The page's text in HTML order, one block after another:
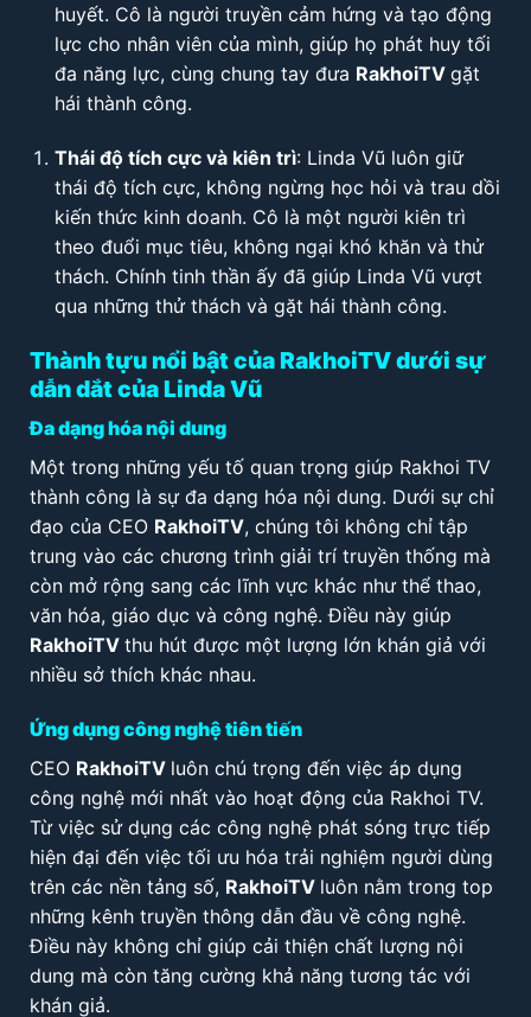
huyết. Cô là người truyền cảm hứng và tạo động
lực cho nhân viên của mình, giúp họ phát huy tối
đa năng lực, cùng chung tay đưa RakhoiTV gặt
hái thành công.
Thái độ tích cực và kiên trì: Linda Vũ luôn giữ
thái độ tích cực, không ngừng học hỏi và trau dồi
kiến thức kinh doanh. Cô là một người kiên trì
theo đuổi mục tiêu, không ngại khó khăn và thử
thách. Chính tinh thần ấy đã giúp Linda Vũ vượt
qua những thử thách và gặt hái thành công.
Thành tựu nổi bật của RakhoiTV dưới sự
dẫn dắt của Linda Vũ
Đa dạng hóa nội dung
Một trong những yếu tố quan trọng giúp Rakhoi TV
thành công là sự đa dạng hóa nội dung. Dưới sự chỉ
đạo của CEO RakhoiTV, chúng tôi không chỉ tập
trung vào các chương trình giải trí truyền thống mà
còn mở rộng sang các lĩnh vực khác như thể thao,
văn hóa, giáo dục và công nghệ. Điều này giúp
RakhoiTV thu hút được một lượng lớn khán giả với
nhiều sở thích khác nhau.
Ứng dụng công nghệ tiên tiến
CEO RakhoiTV luôn chú trọng đến việc áp dụng
công nghệ mới nhất vào hoạt động của Rakhoi TV.
Từ việc sử dụng các công nghệ phát sóng trực tiếp
hiện đại đến việc tối ưu hóa trải nghiệm người dùng
trên các nền tảng số, RakhoiTV luôn nằm trong top
những kênh truyền thông dẫn đầu về công nghệ.
Điều này không chỉ giúp cải thiện chất lượng nội
dung mà còn tăng cường khả năng tương tác với
khán giả.